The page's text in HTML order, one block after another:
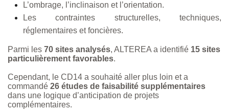
L’ombrage, l’inclinaison et l’orientation.
Les contraintes structurelles, techniques,
réglementaires et foncières.
Parmi les 70 sites analysés, ALTEREA a identifié 15 sites
particulièrement favorables.
Cependant, le CD14 a souhaité aller plus loin et a
commandé 26 études de faisabilité supplémentaires
dans une logique d’anticipation de projets
complémentaires.